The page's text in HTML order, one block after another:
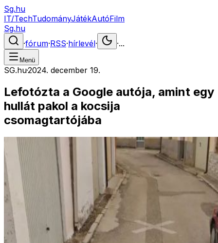
Sg.hu
IT/TechTudományJátékAutóFilm
Sg.hu
·fórum·RSS·hírlevél· ·...
Menü
SG.hu·2024. december 19.
Lefotózta a Google autója, amint egy
hullát pakol a kocsija
csomagtartójába